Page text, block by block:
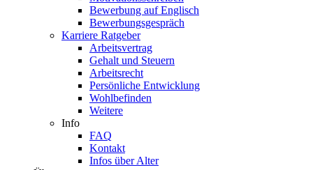
Bewerbung auf Englisch
Bewerbungsgespräch
Karriere Ratgeber
Arbeitsvertrag
Gehalt und Steuern
Arbeitsrecht
Persönliche Entwicklung
Wohlbefinden
Weitere
Info
FAQ
Kontakt
Infos über Alter